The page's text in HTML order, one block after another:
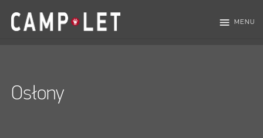
menu MENU
Osłony